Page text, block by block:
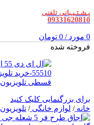
پـشـتـیـبانی تلفنی
09331620810
0 مورد /
0 تومان
فروخته شده
برای بزرگنمایی کلیک کنید
خانه/ لوازم خانگی/ تلویزیون